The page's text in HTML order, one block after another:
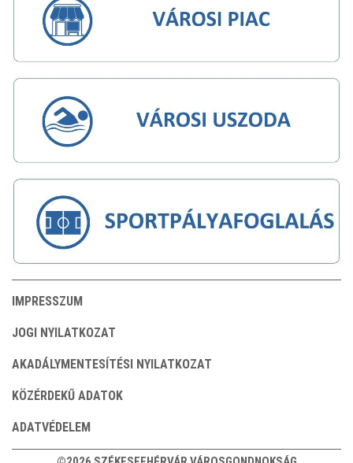
IMPRESSZUM
JOGI NYILATKOZAT
AKADÁLYMENTESÍTÉSI NYILATKOZAT
KÖZÉRDEKŰ ADATOK
ADATVÉDELEM